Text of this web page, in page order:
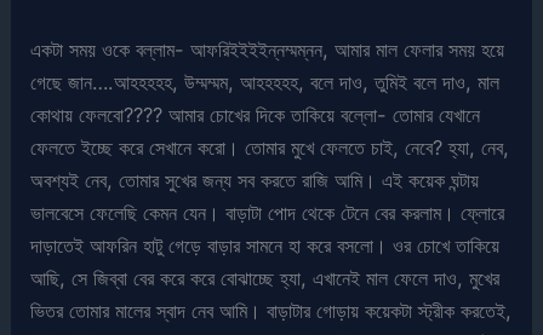
একটা সময় ওকে বল্লাম- আফরিইইইইন্নম্মম্নন, আমার মাল ফেলার সময় হয়ে
গেছে জান….আহহহহহ, উম্মম্মম, আহহহহহ, বলে দাও, তুমিই বলে দাও, মাল
কোথায় ফেলবো???? আমার চোখের দিকে তাকিয়ে বল্লো- তোমার যেখানে
ফেলতে ইচ্ছে করে সেখানে করো। তোমার মুখে ফেলতে চাই, নেবে? হ্যা, নেব,
অবশ্যই নেব, তোমার সুখের জন্য সব করতে রাজি আমি। এই কয়েক ঘন্টায়
ভালবেসে ফেলেছি কেমন যেন। বাড়াটা পোদ থেকে টেনে বের করলাম। ফ্লোরে
দাড়াতেই আফরিন হাটু গেড়ে বাড়ার সামনে হা করে বসলো। ওর চোখে তাকিয়ে
আছি, সে জিব্বা বের করে করে বোঝাচ্ছে হ্যা, এখানেই মাল ফেলে দাও, মুখের
ভিতর তোমার মালের স্বাদ নেব আমি। বাড়াটার গোড়ায় কয়েকটা স্ট্রীক করতেই,